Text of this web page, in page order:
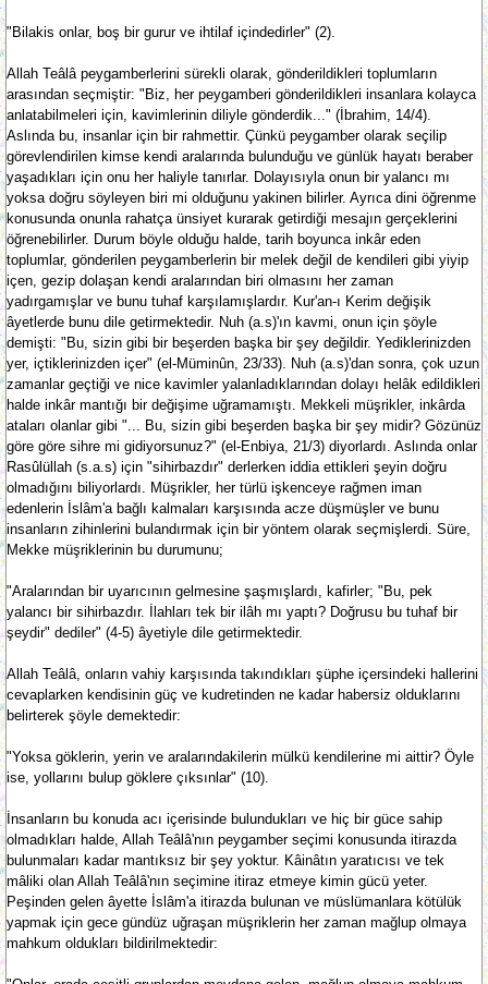
"Bilakis onlar, boş bir gurur ve ihtilaf içindedirler" (2).
Allah Teâlâ peygamberlerini sürekli olarak, gönderildikleri toplumların
arasından seçmiştir: "Biz, her peygamberi gönderildikleri insanlara kolayca
anlatabilmeleri için, kavimlerinin diliyle gönderdik..." (İbrahim, 14/4).
Aslında bu, insanlar için bir rahmettir. Çünkü peygamber olarak seçilip
görevlendirilen kimse kendi aralarında bulunduğu ve günlük hayatı beraber
yaşadıkları için onu her haliyle tanırlar. Dolayısıyla onun bir yalancı mı
yoksa doğru söyleyen biri mi olduğunu yakinen bilirler. Ayrıca dini öğrenme
konusunda onunla rahatça ünsiyet kurarak getirdiği mesajın gerçeklerini
öğrenebilirler. Durum böyle olduğu halde, tarih boyunca inkâr eden
toplumlar, gönderilen peygamberlerin bir melek değil de kendileri gibi yiyip
içen, gezip dolaşan kendi aralarından biri olmasını her zaman
yadırgamışlar ve bunu tuhaf karşılamışlardır. Kur'an-ı Kerim değişik
âyetlerde bunu dile getirmektedir. Nuh (a.s)'ın kavmi, onun için şöyle
demişti: "Bu, sizin gibi bir beşerden başka bir şey değildir. Yediklerinizden
yer, içtiklerinizden içer" (el-Müminûn, 23/33). Nuh (a.s)'dan sonra, çok uzun
zamanlar geçtiği ve nice kavimler yalanladıklarından dolayı helâk edildikleri
halde inkâr mantığı bir değişime uğramamıştı. Mekkeli müşrikler, inkârda
ataları olanlar gibi "... Bu, sizin gibi beşerden başka bir şey midir? Gözünüz
göre göre sihre mi gidiyorsunuz?" (el-Enbiya, 21/3) diyorlardı. Aslında onlar
Rasûlüllah (s.a.s) için "sihirbazdır" derlerken iddia ettikleri şeyin doğru
olmadığını biliyorlardı. Müşrikler, her türlü işkenceye rağmen iman
edenlerin İslâm'a bağlı kalmaları karşısında acze düşmüşler ve bunu
insanların zihinlerini bulandırmak için bir yöntem olarak seçmişlerdi. Süre,
Mekke müşriklerinin bu durumunu;
"Aralarından bir uyarıcının gelmesine şaşmışlardı, kafirler; "Bu, pek
yalancı bir sihirbazdır. İlahları tek bir ilâh mı yaptı? Doğrusu bu tuhaf bir
şeydir" dediler" (4-5) âyetiyle dile getirmektedir.
Allah Teâlâ, onların vahiy karşısında takındıkları şüphe içersindeki hallerini
cevaplarken kendisinin güç ve kudretinden ne kadar habersiz olduklarını
belirterek şöyle demektedir:
"Yoksa göklerin, yerin ve aralarındakilerin mülkü kendilerine mi aittir? Öyle
ise, yollarını bulup göklere çıksınlar" (10).
İnsanların bu konuda acı içerisinde bulundukları ve hiç bir güce sahip
olmadıkları halde, Allah Teâlâ'nın peygamber seçimi konusunda itirazda
bulunmaları kadar mantıksız bir şey yoktur. Kâinâtın yaratıcısı ve tek
mâliki olan Allah Teâlâ'nın seçimine itiraz etmeye kimin gücü yeter.
Peşinden gelen âyette İslâm'a itirazda bulunan ve müslümanlara kötülük
yapmak için gece gündüz uğraşan müşriklerin her zaman mağlup olmaya
mahkum oldukları bildirilmektedir: